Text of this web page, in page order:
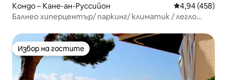
Кондо – Кане-ан-Руссийон Средна
4,94 (458)
Балнео хиперцентър/ паркинг/ климатик / легло
Избор на гостите
Избор на гостите